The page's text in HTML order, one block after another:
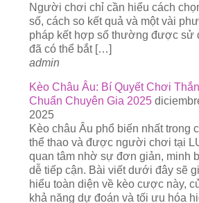
Người chơi chỉ cần hiểu cách
số, cách so kết quả và một vài
pháp kết hợp số thường được sử
đã có thể bắt […]
admin
Kèo Châu Âu: Bí Quyết Chơi
Chuẩn Chuyên Gia 2025
2025
Kèo châu Âu phổ biến nhất trong
thể thao và được người chơi tại
quan tâm nhờ sự đơn giản, minh
dễ tiếp cận. Bài viết dưới đây sẽ
hiểu toàn diện về kèo cược này,
khả năng dự đoán và tối ưu hóa